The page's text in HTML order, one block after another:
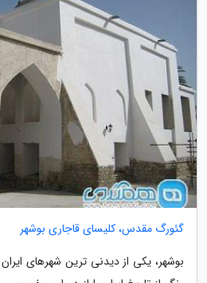
گئورگ مقدس، کلیسای قاجاری بوشهر
بوشهر، یکی از دیدنی ترین شهرهای